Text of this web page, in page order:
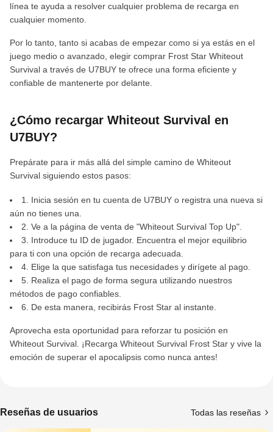
línea te ayuda a resolver cualquier problema de recarga en
cualquier momento.
Por lo tanto, tanto si acabas de empezar como si ya estás en el
juego medio o avanzado, elegir comprar Frost Star Whiteout
Survival a través de U7BUY te ofrece una forma eficiente y
confiable de mantenerte por delante.
¿Cómo recargar Whiteout Survival en
U7BUY?
Prepárate para ir más allá del simple camino de Whiteout
Survival siguiendo estos pasos:
1. Inicia sesión en tu cuenta de U7BUY o registra una nueva si
aún no tienes una.
2. Ve a la página de venta de "Whiteout Survival Top Up".
3. Introduce tu ID de jugador. Encuentra el mejor equilibrio
para ti con una opción de recarga adecuada.
4. Elige la que satisfaga tus necesidades y dirígete al pago.
5. Realiza el pago de forma segura utilizando nuestros
métodos de pago confiables.
6. De esta manera, recibirás Frost Star al instante.
Aprovecha esta oportunidad para reforzar tu posición en
Whiteout Survival. ¡Recarga Whiteout Survival Frost Star y vive la
emoción de superar el apocalipsis como nunca antes!
Reseñas de usuarios Todas las reseñas